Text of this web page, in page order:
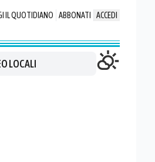
IL QUOTIDIANO ABBONATI ACCEDI
LOCALI